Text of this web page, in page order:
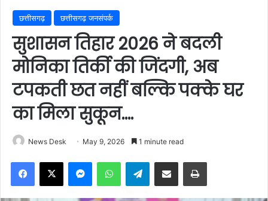
छत्तीसगढ़ छत्तीसगढ़ जनसंपर्क
सुशासन तिहार 2026 ने बदली
मोनिका तिर्की की जिंदगी, अब
टपकती छत नहीं बल्कि पक्के घर
का मिला सुकून….
News Desk May 9, 2026 1 minute read
Facebook
X MessengerWhatsAppTelegramShare via Email Print